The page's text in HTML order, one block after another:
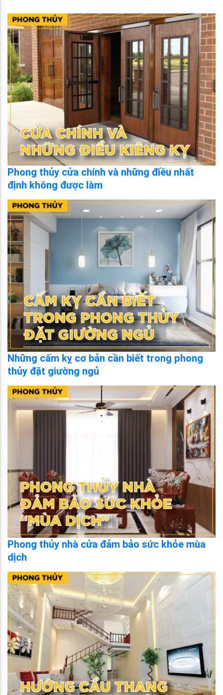
Phong thủy cửa chính và những điều nhất
định không được làm
Những cấm kỵ cơ bản cần biết trong phong
thủy đặt giường ngủ
Phong thủy nhà cửa đảm bảo sức khỏe mùa
dịch